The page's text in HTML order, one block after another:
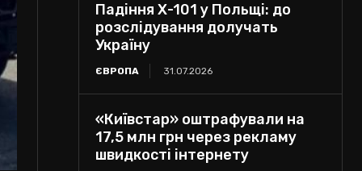
Падіння Х-101 у Польщі: до
розслідування долучать
Україну
ЄВРОПА 31.07.2026
«Київстар» оштрафували на
17,5 млн грн через рекламу
швидкості інтернету